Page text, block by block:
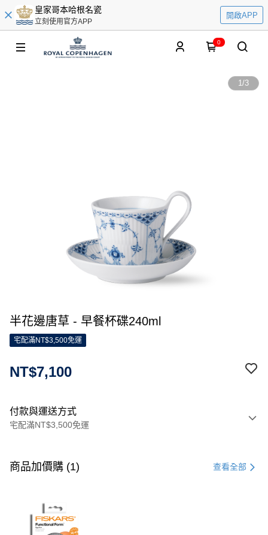
皇家哥本哈根名瓷
立刻使用官方APP
開啟APP
0
1/3
半花邊唐草 - 早餐杯碟240ml
宅配滿NT$3,500免運
NT$7,100
付款與運送方式
宅配滿NT$3,500免運
信用卡一次付款
3 期 0 利率 每期
合作金庫商業銀行
LINE Pay
商品加價購 (1) 查看全部